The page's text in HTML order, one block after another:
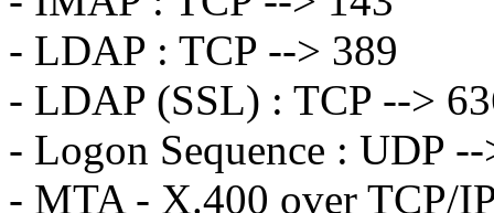
- LDAP : TCP --> 389
- LDAP (SSL) : TCP -->
- Logon Sequence : UDP
- MTA - X.400 over TCP/